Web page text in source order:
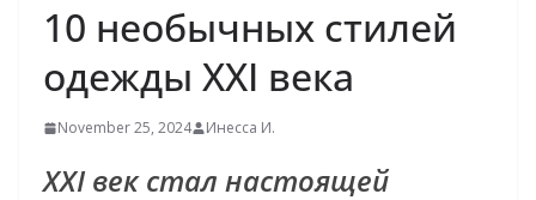
10 необычных стилей
одежды XXI века
November 25, 2024 Инесса И.
XXI век стал настоящей